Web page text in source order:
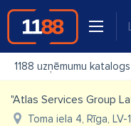
1188 uzņēmumu katalogs
"Atlas Services Group
Toma iela 4, Rīga, LV-